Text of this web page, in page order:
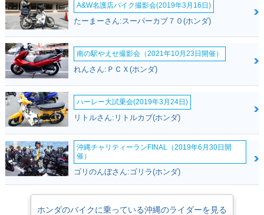
A&W名護店バイク撮影会(2019年3月16日)
たーまーさん:スーパーカブ７０(ホンダ)
南の駅やえせ撮影会（2021年10月23日開催）
れんさん:ＰＣＸ(ホンダ)
ハーレー大試乗会(2019年3月24日)
リトルさん:リトルカブ(ホンダ)
沖縄チャリティーランFINAL（2019年6月30日開
催）
ゴリのんぼさん:ゴリラ(ホンダ)
ホンダのバイクに乗っている沖縄のライダーを見る